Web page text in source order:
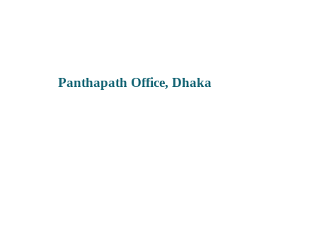
Panthapath Office, Dhaka